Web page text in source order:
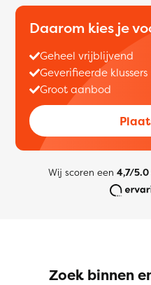
Daarom kies je
Geheel vrijblijvend
Geverifieerde klussers
Groot aanbod
Wij scoren een 4,7/5.0
Zoek binnen